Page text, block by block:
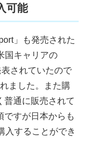
可能
」も発売された
国キャリアの
されていたので
ました。また購
普通に販売されて
ですが日本からも
入することができ